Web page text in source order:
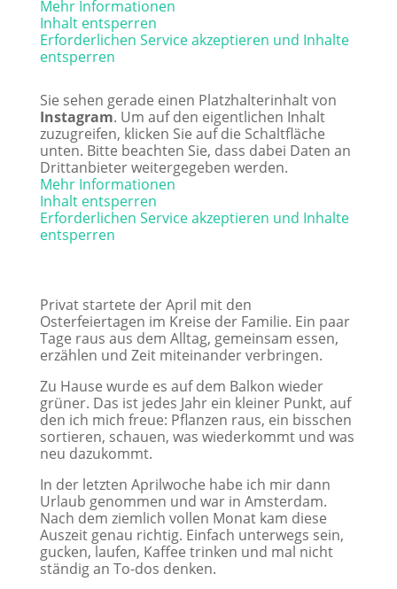
Mehr Informationen
Inhalt entsperren
Erforderlichen Service akzeptieren und Inhalte
entsperren
Sie sehen gerade einen Platzhalterinhalt von
Instagram. Um auf den eigentlichen Inhalt
zuzugreifen, klicken Sie auf die Schaltfläche
unten. Bitte beachten Sie, dass dabei Daten an
Drittanbieter weitergegeben werden.
Mehr Informationen
Inhalt entsperren
Erforderlichen Service akzeptieren und Inhalte
entsperren
Privat startete der April mit den
Osterfeiertagen im Kreise der Familie. Ein paar
Tage raus aus dem Alltag, gemeinsam essen,
erzählen und Zeit miteinander verbringen.
Zu Hause wurde es auf dem Balkon wieder
grüner. Das ist jedes Jahr ein kleiner Punkt, auf
den ich mich freue: Pflanzen raus, ein bisschen
sortieren, schauen, was wiederkommt und was
neu dazukommt.
In der letzten Aprilwoche habe ich mir dann
Urlaub genommen und war in Amsterdam.
Nach dem ziemlich vollen Monat kam diese
Auszeit genau richtig. Einfach unterwegs sein,
gucken, laufen, Kaffee trinken und mal nicht
ständig an To-dos denken.